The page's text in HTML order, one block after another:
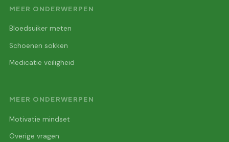
MEER ONDERWERPEN
Bloedsuiker meten
Schoenen sokken
Medicatie veiligheid
MEER ONDERWERPEN
Motivatie mindset
Overige vragen